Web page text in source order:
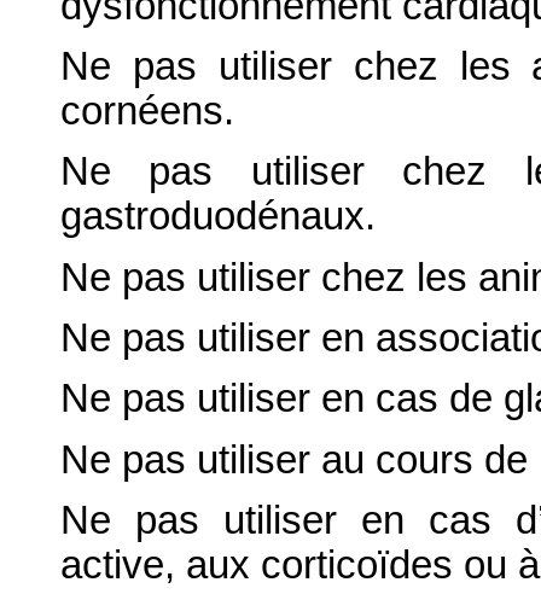
Ne pas utiliser chez les
cornéens.
Ne pas utiliser chez
gastroduodénaux.
Ne pas utiliser chez les
Ne pas utiliser en
Ne pas utiliser en cas de
Ne pas utiliser au cours
Ne pas utiliser en cas
active, aux corticoïdes ou